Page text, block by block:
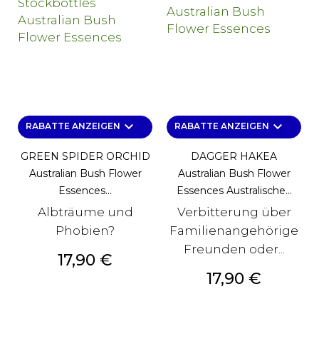
RABATTE ANZEIGEN keyboard_arrow_down
GREEN SPIDER ORCHID
Australian Bush Flower
Essences...
Albträume und
Phobien?
Preis
17,90 €
RABATTE ANZEIGEN keyboard_arrow_down
DAGGER HAKEA
Australian Bush Flower
Essences Australische...
Verbitterung über
Familienangehörige
Freunden oder...
Preis
17,90 €